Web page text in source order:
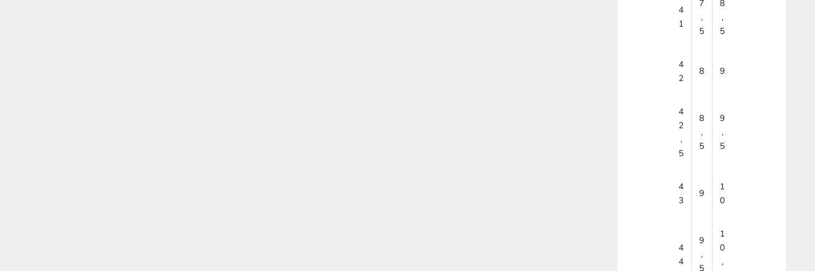
4
1
7
,
5
8
,
5
4
2
8 9
4
2
,
5
8
,
5
9
,
5
4
3
9
1
0
4
4
9
,
5
1
0
,